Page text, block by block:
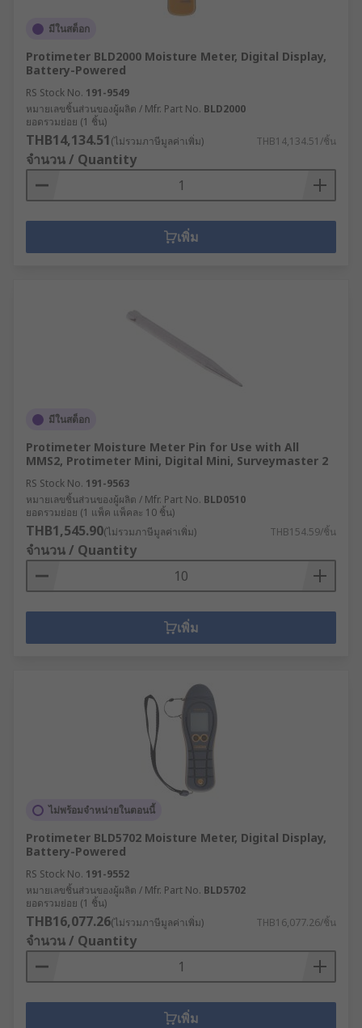
มีในสต็อก
Protimeter BLD2000 Moisture Meter, Digital Display,
Battery-Powered
RS Stock No. 191-9549
หมายเลขชิ้นส่วนของผู้ผลิต / Mfr. Part No. BLD2000
ยอดรวมย่อย (1 ชิ้น)
THB14,134.51(ไม่รวมภาษีมูลค่าเพิ่ม) THB14,134.51/ชิ้น
จำนวน / Quantity
เพิ่ม
มีในสต็อก
Protimeter Moisture Meter Pin for Use with All
MMS2, Protimeter Mini, Digital Mini, Surveymaster 2
RS Stock No. 191-9563
หมายเลขชิ้นส่วนของผู้ผลิต / Mfr. Part No. BLD0510
ยอดรวมย่อย (1 แพ็ค แพ็คละ 10 ชิ้น)
THB1,545.90(ไม่รวมภาษีมูลค่าเพิ่ม) THB154.59/ชิ้น
จำนวน / Quantity
เพิ่ม
ไม่พร้อมจำหน่ายในตอนนี้
Protimeter BLD5702 Moisture Meter, Digital Display,
Battery-Powered
RS Stock No. 191-9552
หมายเลขชิ้นส่วนของผู้ผลิต / Mfr. Part No. BLD5702
ยอดรวมย่อย (1 ชิ้น)
THB16,077.26(ไม่รวมภาษีมูลค่าเพิ่ม) THB16,077.26/ชิ้น
จำนวน / Quantity
เพิ่ม